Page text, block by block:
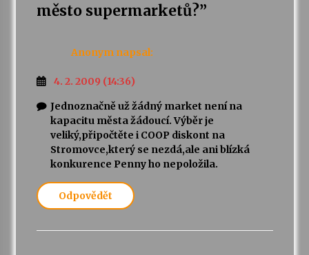
město supermarketů?”
Anonym napsal:
4. 2. 2009 (14:36)
Jednoznačně už žádný market není na
kapacitu města žádoucí. Výběr je
veliký,připočtěte i COOP diskont na
Stromovce,který se nezdá,ale ani blízká
konkurence Penny ho nepoložila.
Odpovědět